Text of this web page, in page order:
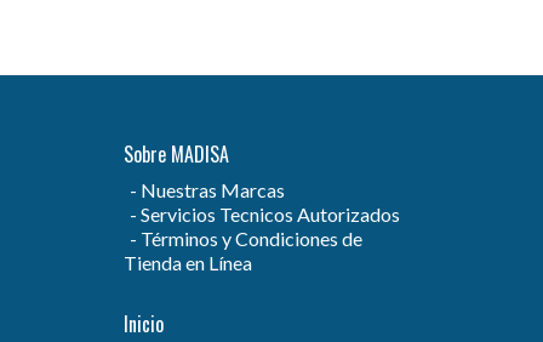
Sobre MADISA
Nuestras Marcas
Servicios Tecnicos Autorizados
Términos y Condiciones de
Tienda en Línea
Inicio